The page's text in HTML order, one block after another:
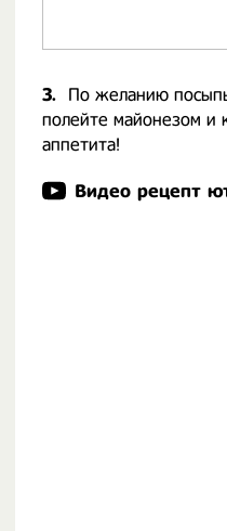
3.
По желанию
полейте майонезом и
аппетита!
Видео рецепт